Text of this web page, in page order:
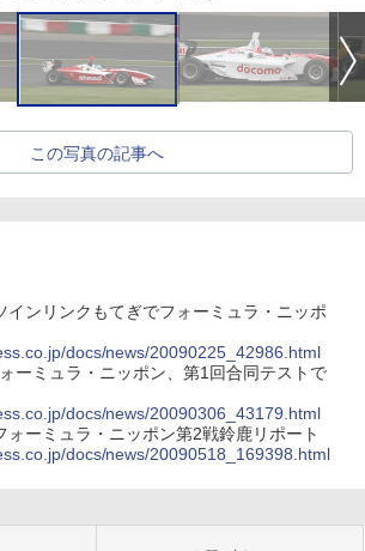
この写真の記事へ
インリンクもてぎでフォーミュラ・ニッポ
docs/news/20090225_42986.html
ーミュラ・ニッポン、第1回合同テストで
docs/news/20090306_43179.html
ォーミュラ・ニッポン第2戦鈴鹿リポート
docs/news/20090518_169398.html